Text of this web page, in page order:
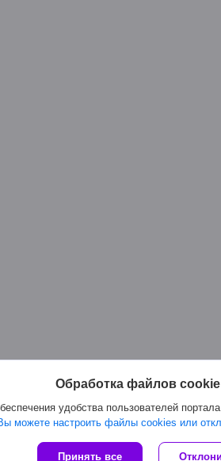
Сайт создан на платформе Deal.by
Обработка файлов cookie
удобства пользователей
можете настроить файлы cookies или
Принять все